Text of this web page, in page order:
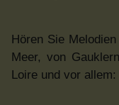
Hören Sie
Meer, von
Loire und vor